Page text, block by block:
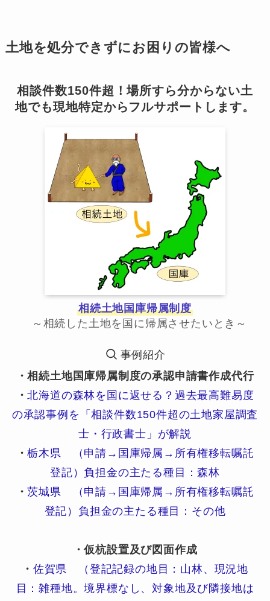
土地を処分できずにお困りの皆様へ
相談件数150件超！場所すら分からない土
地でも現地特定からフルサポートします。
相続土地国庫帰属制度
～相続した土地を国に帰属させたいとき～
事例紹介
・相続土地国庫帰属制度の承認申請書作成代行
・北海道の森林を国に返せる？過去最高難易度
の承認事例を「相談件数150件超の土地家屋調査
士・行政書士」が解説
・栃木県 （申請→国庫帰属→所有権移転嘱託
登記）負担金の主たる種目：森林
・茨城県 （申請→国庫帰属→所有権移転嘱託
登記）負担金の主たる種目：その他
・仮杭設置及び図面作成
・ 佐賀県 （登記記録の地目：山林、現況地
目：雑種地。境界標なし、対象地及び隣接地は